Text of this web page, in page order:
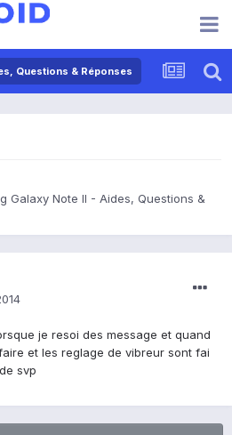
Questions & Réponses
Galaxy Note II - Aides, Questions &
je resoi des message et quand
et les reglage de vibreur sont fai
svp